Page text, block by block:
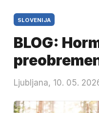
SLOVENIJA
BLOG:
Ljubljana, 10. 05.